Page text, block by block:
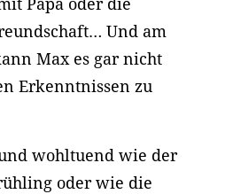
Und am
Max es gar nicht
Erkenntnissen zu
wohltuend wie der
oder wie die